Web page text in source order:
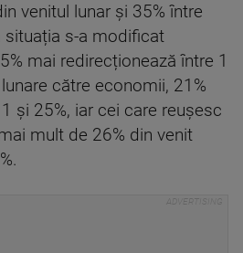
venitul lunar și 35% între
situația s-a modificat
mai redirecționează între 1
către economii, 21%
și 25%, iar cei care reușesc
mult de 26% din venit